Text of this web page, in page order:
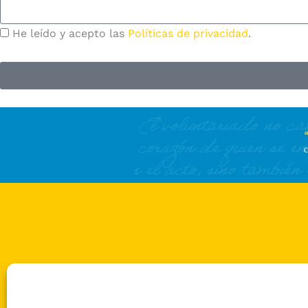
He leído y acepto las Políticas de privacidad.